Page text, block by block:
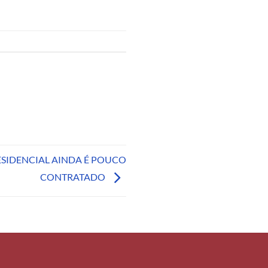
AINDA É POUCO
CONTRATADO